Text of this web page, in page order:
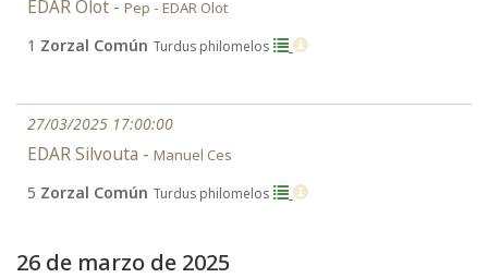
EDAR Olot - Pep - EDAR Olot
1 Zorzal Común Turdus philomelos
27/03/2025 17:00:00
EDAR Silvouta - Manuel Ces
5 Zorzal Común Turdus philomelos
26 de marzo de 2025